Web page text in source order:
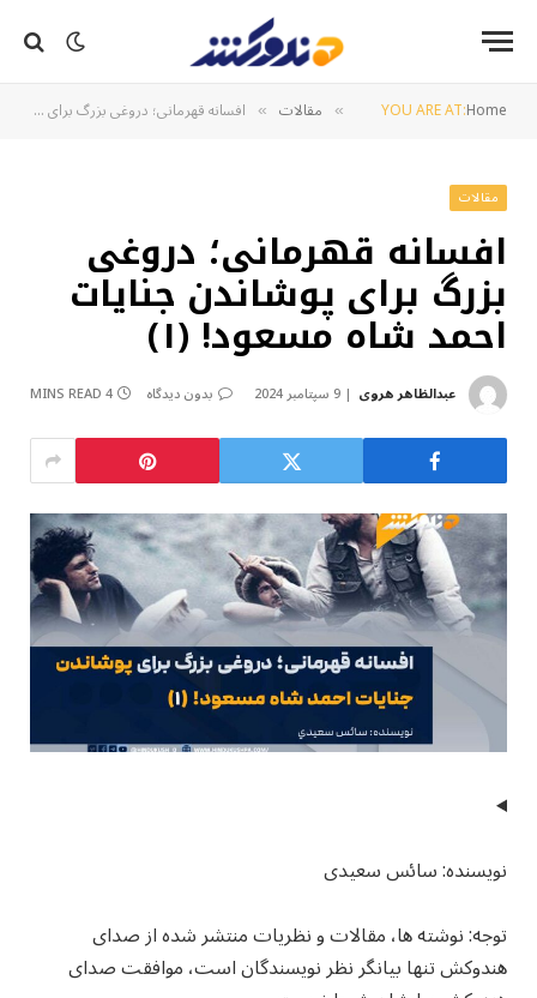
YOU ARE AT:Home
» مقالات » افسانه قهرمانی؛ دروغی بزرگ برای پوشاندن جنایات احمد شاه مسعود! (۱)
مقالات
افسانه قهرمانی؛ دروغی
بزرگ برای پوشاندن جنایات
احمد شاه مسعود! (۱)
عبدالظاهر هروی 9 سپتامبر 2024 بدون دیدگاه 4 MINS READ
نویسنده: سائس سعیدی
توجه: نوشته ها، مقالات و نظریات منتشر شده از صدای
هندوکش تنها بیانگر نظر نویسندگان است، موافقت صدای